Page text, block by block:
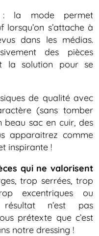
la mode permet
s’attache à
dans les médias.
des pièces
la solution pour se
de qualité avec
(sans tomber
sac en cuir, des
apparaitrez comme
inspirante !
qui ne valorisent
trop serrées, trop
excentriques ou
n’est pas
prétexte que c’est
notre dressing !